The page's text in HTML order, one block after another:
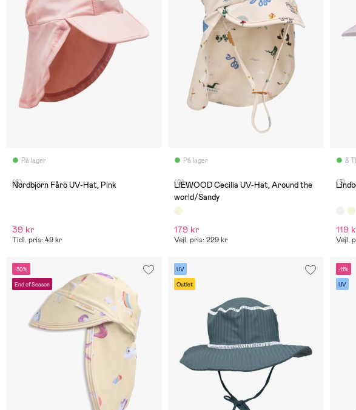
På lager
(6)
Nordbjörn Fårö UV-Hat, Pink
39 kr
Tidl. pris: 49 kr
På lager
(0)
LIEWOOD Cecilia UV-Hat, Around the
world/Sandy
179 kr
Vejl. pris: 229 kr
8
(3)
119
Vejl.
-30%
End of Season
UV
Outlet
-11%
UV